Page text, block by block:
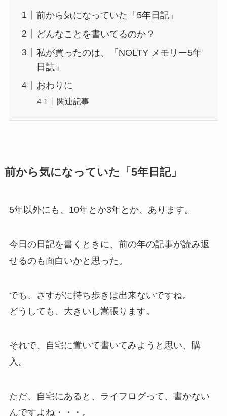
前から気になっていた「5年日記」
どんなことを書いてるのか？
私が買ったのは、「NOLTY メモリー5年
日誌」
おわりに
関連記事
前から気になっていた「5年日記」
5年以外にも、10年とか3年とか、あります。
今日の日記を書くときに、前の年の記事が読み返
せるのも面白いかと思った。
でも、さすがに持ち歩きは出来ないですね。
どうしても、大きいし嵩張ります。
それで、自宅に置いて書いてみようと思い、購
入。
ただ、自宅にあると、ライフログって、書かない
んですよね・・・。